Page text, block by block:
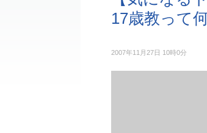
17歳教って
2007年11月27日 10時0分